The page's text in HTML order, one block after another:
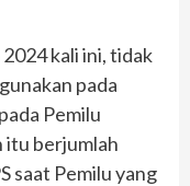
2024 kali ini, tidak
pada
Pemilu
itu berjumlah
saat Pemilu yang